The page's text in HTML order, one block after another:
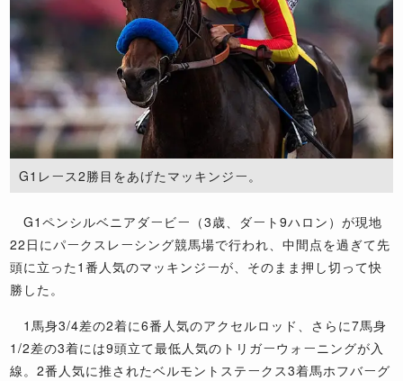
G1レース2勝目をあげたマッキンジー。
G1ペンシルベニアダービー（3歳、ダート9ハロン）が現地
22 日にパークスレーシング競馬場で行われ、中間点を過ぎて先
頭に立った 1番人気のマッキンジーが、そのまま押し切って快
勝した。
1馬身3/4差の2着に6番人気のアクセルロッド、さらに7馬身
1/2差の3着には9頭立て最低人気のトリガーウォーニングが入
線。2番人気に推されたベルモントステークス3着馬ホフバーグ